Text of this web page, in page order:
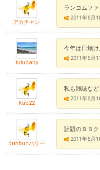
アカチャン
ランコムフ
2011年6月
tutubaby
今年は日焼
2011年6月
Kao22
私も雑誌な
2011年6月
bunbunハリー
話題のＢＢ
2011年6月